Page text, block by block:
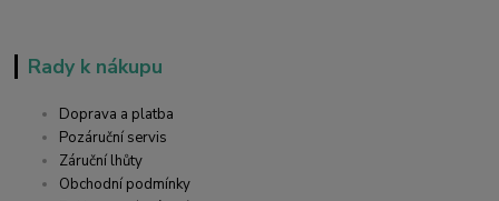
Rady k nákupu
Doprava a platba
Pozáruční servis
Záruční lhůty
Obchodní podmínky